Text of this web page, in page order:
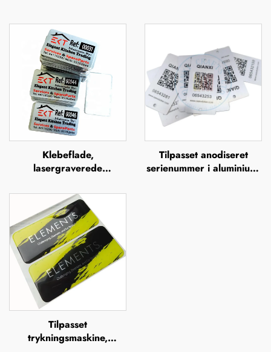
Klebeflade,
lasergraverede
mærkelabels
Tilpasset anodiseret
serienummer i aluminium,
Tilpasset
trykningsmaskine,